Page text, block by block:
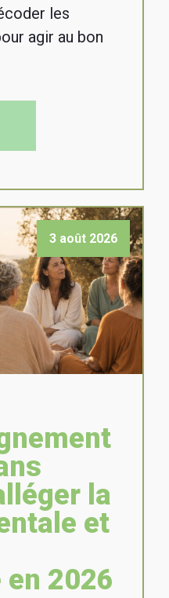
les
agir au bon
3 août 2026
la
et
en 2026